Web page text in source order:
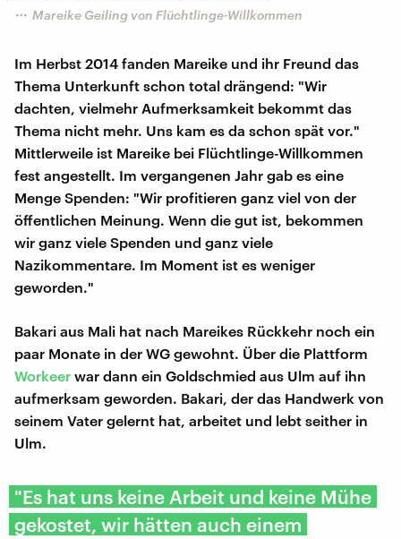
Mareike Geiling von Flüchtlinge-Willkommen
Im Herbst 2014 fanden Mareike und ihr Freund das
Thema Unterkunft schon total drängend: "Wir
dachten, vielmehr Aufmerksamkeit bekommt das
Thema nicht mehr. Uns kam es da schon spät vor."
Mittlerweile ist Mareike bei Flüchtlinge-Willkommen
fest angestellt. Im vergangenen Jahr gab es eine
Menge Spenden: "Wir profitieren ganz viel von der
öffentlichen Meinung. Wenn die gut ist, bekommen
wir ganz viele Spenden und ganz viele
Nazikommentare. Im Moment ist es weniger
geworden."
Bakari aus Mali hat nach Mareikes Rückkehr noch ein
paar Monate in der WG gewohnt. Über die Plattform
Workeer war dann ein Goldschmied aus Ulm auf ihn
aufmerksam geworden. Bakari, der das Handwerk von
seinem Vater gelernt hat, arbeitet und lebt seither in
Ulm.
"Es hat uns keine Arbeit und keine Mühe
gekostet, wir hätten auch einem